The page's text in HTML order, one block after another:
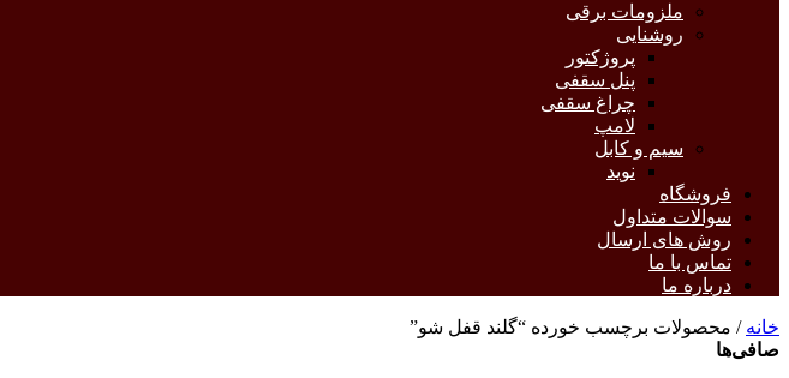
ملزومات برقی
روشنایی
پروژکتور
پنل سقفی
چراغ سقفی
لامپ
سیم و کابل
نوید
فروشگاه
سوالات متداول
روش های ارسال
تماس با ما
درباره ما
خانه / محصولات برچسب خورده “گلند قفل شو”
صافی‌ها